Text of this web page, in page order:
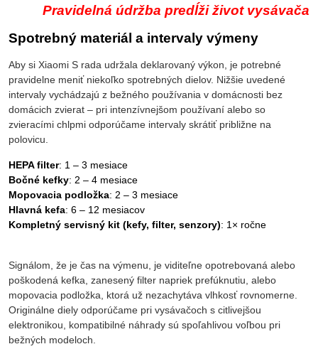
Pravidelná údržba predĺži život vysávača
Spotrebný materiál a intervaly výmeny
Aby si Xiaomi S rada udržala deklarovaný výkon, je potrebné
pravidelne meniť niekoľko spotrebných dielov. Nižšie uvedené
intervaly vychádzajú z bežného používania v domácnosti bez
domácich zvierat – pri intenzívnejšom používaní alebo so
zvieracími chlpmi odporúčame intervaly skrátiť približne na
polovicu.
HEPA filter: 1 – 3 mesiace
Bočné kefky: 2 – 4 mesiace
Mopovacia podložka: 2 – 3 mesiace
Hlavná kefa: 6 – 12 mesiacov
Kompletný servisný kit (kefy, filter, senzory): 1× ročne
Signálom, že je čas na výmenu, je viditeľne opotrebovaná alebo
poškodená kefka, zanesený filter napriek prefúknutiu, alebo
mopovacia podložka, ktorá už nezachytáva vlhkosť rovnomerne.
Originálne diely odporúčame pri vysávačoch s citlivejšou
elektronikou, kompatibilné náhrady sú spoľahlivou voľbou pri
bežných modeloch.